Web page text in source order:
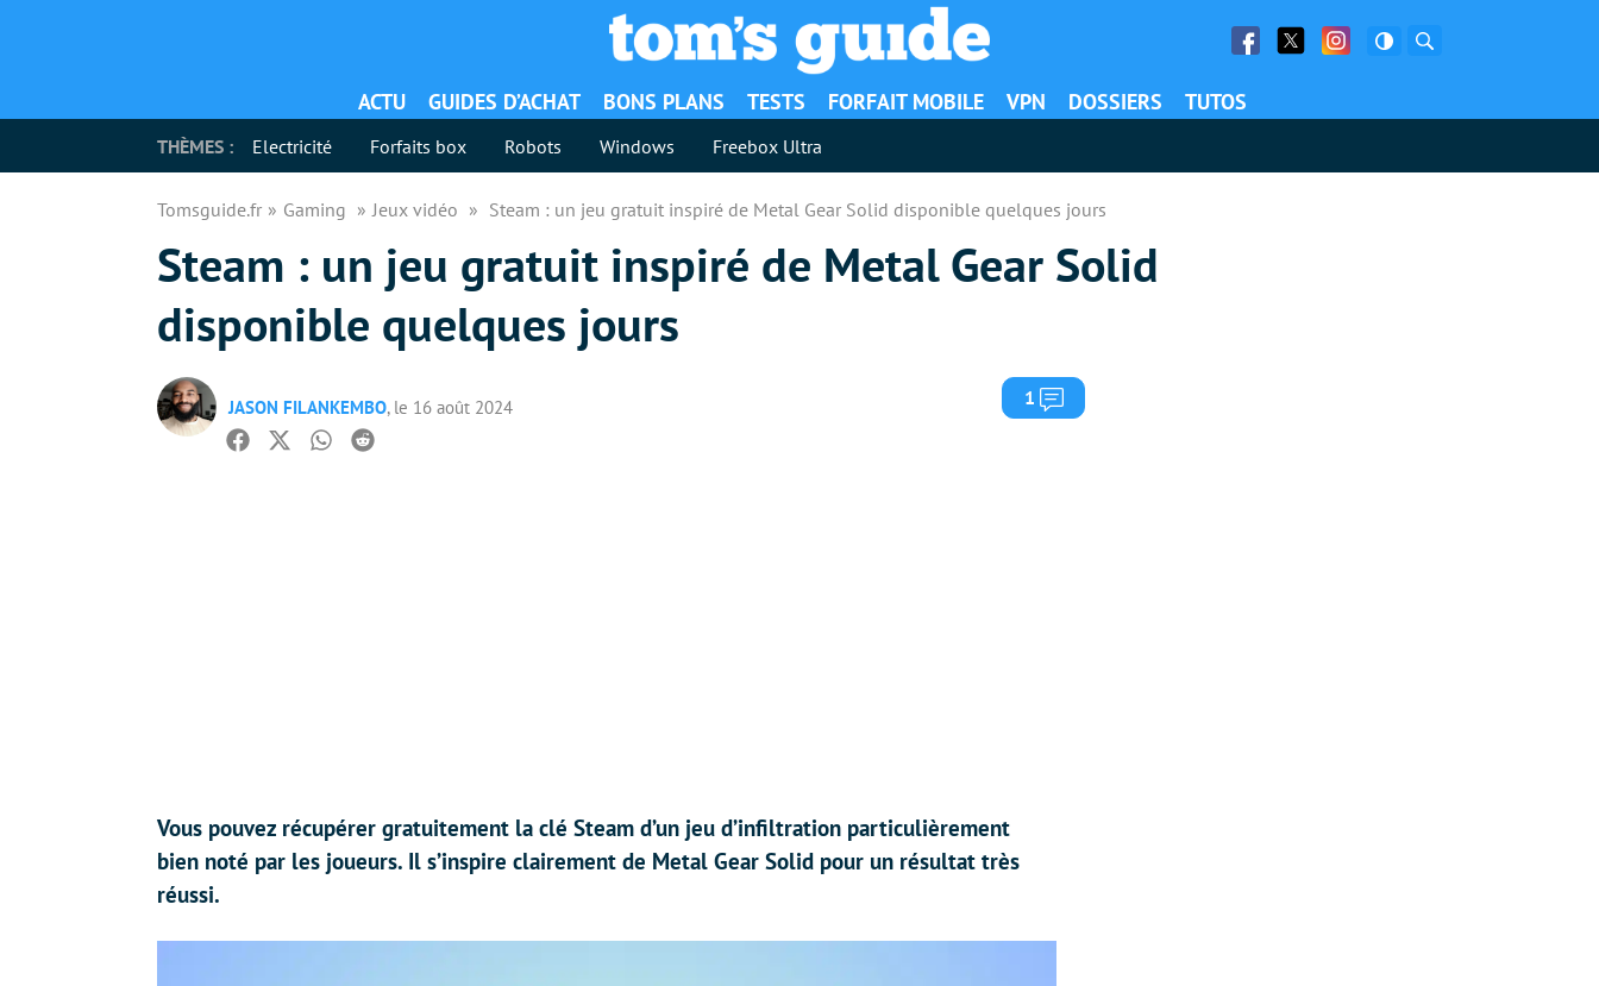
Facebook
Twitter Facebook
ACTU GUIDES D’ACHAT BONS PLANS TESTS FORFAIT MOBILE VPN DOSSIERS TUTOS
THÈMES : Electricité Forfaits box Robots Windows Freebox Ultra
Tomsguide.fr Gaming Jeux vidéo Steam : un jeu gratuit inspiré de Metal Gear Solid disponible quelques jours
Steam : un jeu gratuit inspiré de Metal Gear Solid
disponible quelques jours
JASON FILANKEMBO, le 16 août 2024 1 Commentaires
Facebook
TwitterWhatsapp
Reddit
Vous pouvez récupérer gratuitement la clé Steam d’un jeu d’infiltration particulièrement
bien noté par les joueurs. Il s’inspire clairement de Metal Gear Solid pour un résultat très
réussi.